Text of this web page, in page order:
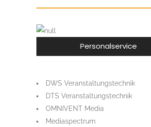
Personalservice
DWS Veranstaltungstechnik
DTS Veranstaltungstechnik
OMNIVENT Media
Mediaspectrum